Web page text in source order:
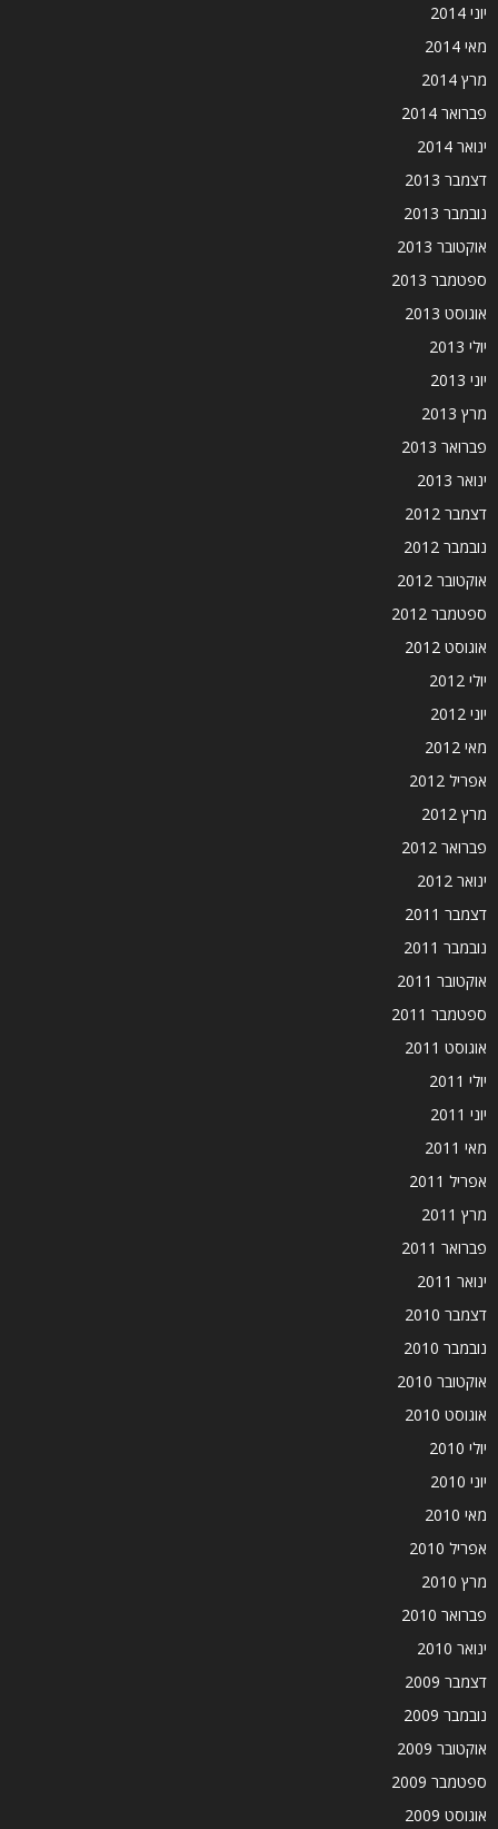
יוני 2014
מאי 2014
מרץ 2014
פברואר 2014
ינואר 2014
דצמבר 2013
נובמבר 2013
אוקטובר 2013
ספטמבר 2013
אוגוסט 2013
יולי 2013
יוני 2013
מרץ 2013
פברואר 2013
ינואר 2013
דצמבר 2012
נובמבר 2012
אוקטובר 2012
ספטמבר 2012
אוגוסט 2012
יולי 2012
יוני 2012
מאי 2012
אפריל 2012
מרץ 2012
פברואר 2012
ינואר 2012
דצמבר 2011
נובמבר 2011
אוקטובר 2011
ספטמבר 2011
אוגוסט 2011
יולי 2011
יוני 2011
מאי 2011
אפריל 2011
מרץ 2011
פברואר 2011
ינואר 2011
דצמבר 2010
נובמבר 2010
אוקטובר 2010
אוגוסט 2010
יולי 2010
יוני 2010
מאי 2010
אפריל 2010
מרץ 2010
פברואר 2010
ינואר 2010
דצמבר 2009
נובמבר 2009
אוקטובר 2009
ספטמבר 2009
אוגוסט 2009